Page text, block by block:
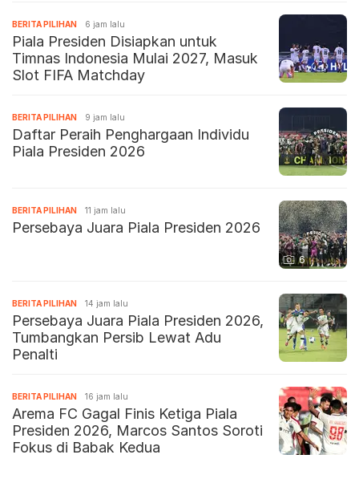
BERITA PILIHAN 6 jam lalu
Piala Presiden Disiapkan untuk
Timnas Indonesia Mulai 2027, Masuk
Slot FIFA Matchday
BERITA PILIHAN 9 jam lalu
Daftar Peraih Penghargaan Individu
Piala Presiden 2026
6
BERITA PILIHAN 11 jam lalu
Persebaya Juara Piala Presiden 2026
BERITA PILIHAN 14 jam lalu
Persebaya Juara Piala Presiden 2026,
Tumbangkan Persib Lewat Adu
Penalti
BERITA PILIHAN 16 jam lalu
Arema FC Gagal Finis Ketiga Piala
Presiden 2026, Marcos Santos Soroti
Fokus di Babak Kedua